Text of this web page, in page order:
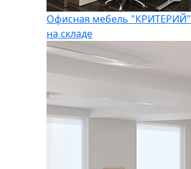
Офисная мебель "КРИТЕРИЙ"
на складе